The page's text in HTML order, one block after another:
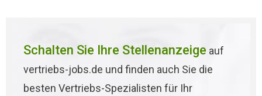
Schalten Sie Ihre Stellenanzeige auf
vertriebs-jobs.de und finden auch Sie die
besten Vertriebs-Spezialisten für Ihr